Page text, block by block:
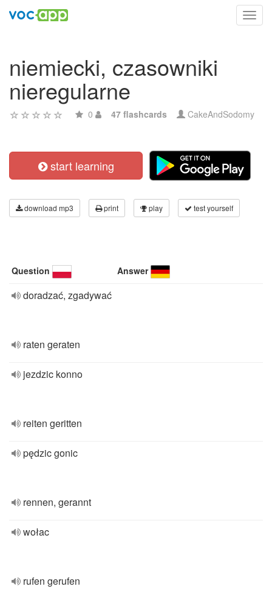
niemiecki, czasowniki
nieregularne
0 47 flashcards CakeAndSodomy
start learning
download mp3 print play test yourself
Question Answer
doradzać, zgadywać
raten geraten
jezdzic konno
reiten geritten
pędzic gonic
rennen, gerannt
wołac
rufen gerufen